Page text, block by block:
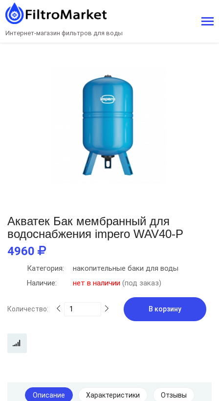
Интернет-магазин фильтров для воды
Aкватек Бак мембранный для
водоснабжения impero WAV40-P
4960
Категория:
накопительные баки для воды
Наличие:
нет в наличии (под заказ)
Количество: В корзину
Описание Характеристики Отзывы